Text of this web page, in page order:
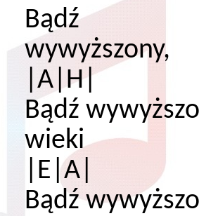
Bądź
|A|H|
Bądź
|E|A|
Bądź